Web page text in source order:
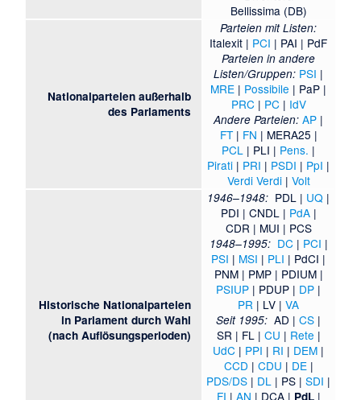
Bellissima (DB)
Nationalparteien außerhalb
des Parlaments
Parteien mit Listen:
Italexit | PCI | PAI | PdF
Parteien in andere
Listen/Gruppen: PSI |
MRE | Possibile | PaP |
PRC| PC| IdV
Andere Parteien: AP |
FT| FN | MERA25 |
PCL | PLI | Pens. |
Pirati | PRI | PSDI | PpI |
Verdi Verdi| Volt
Historische Nationalparteien
in Parlament durch Wahl
(nach Auflösungsperioden)
1946–1948: PDL | UQ |
PDI | CNDL | PdA|
CDR | MUI | PCS
1948–1995: DC| PCI |
PSI | MSI | PLI | PdCI |
PNM| PMP| PDIUM|
PSIUP | PDUP | DP |
PR | LV |VA
Seit 1995: AD |CS |
SR | FL | CU | Rete |
UdC | PPI | RI | DEM |
CCD | CDU | DE|
PDS/DS | DL | PS |SDI |
FI | AN | DCA| PdL|